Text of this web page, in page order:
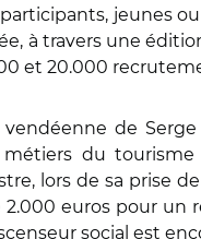
jeunes
à travers une
et 20.000
de
métiers du
lors de sa prise
2.000 euros pour
social est